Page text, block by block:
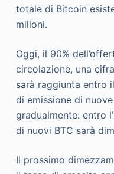
totale di Bitcoin
milioni.
Oggi, il 90%
circolazione, una
sarà raggiunta entro
di emissione di
gradualmente: entro
di nuovi BTC sarà
Il prossimo